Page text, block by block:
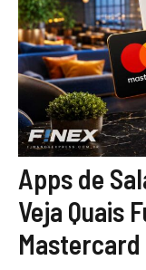
Apps de
Veja Quais